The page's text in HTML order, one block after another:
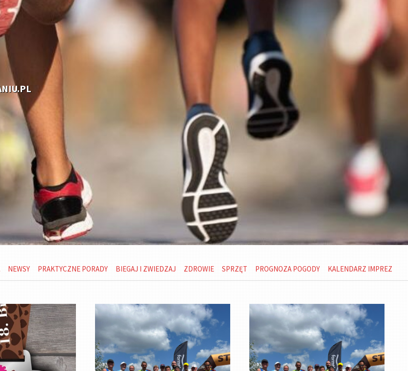
NEWSY PRAKTYCZNE PORADY BIEGAJ I ZWIEDZAJ ZDROWIE SPRZĘT PROGNOZA POGODY KALENDARZ IMPREZ